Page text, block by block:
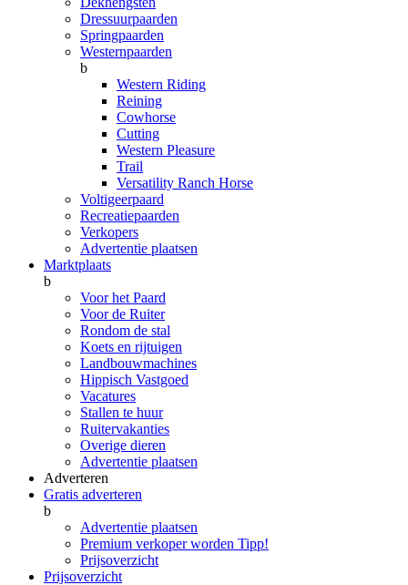
Dressuurpaarden
Springpaarden
Westernpaarden
b
Western Riding
Reining
Cowhorse
Cutting
Western Pleasure
Trail
Versatility Ranch Horse
Voltigeerpaard
Recreatiepaarden
Verkopers
Advertentie plaatsen
Marktplaats
b
Voor het Paard
Voor de Ruiter
Rondom de stal
Koets en rijtuigen
Landbouwmachines
Hippisch Vastgoed
Vacatures
Stallen te huur
Ruitervakanties
Overige dieren
Advertentie plaatsen
Adverteren
Gratis adverteren
b
Advertentie plaatsen
Premium verkoper worden Tipp!
Prijsoverzicht
Prijsoverzicht